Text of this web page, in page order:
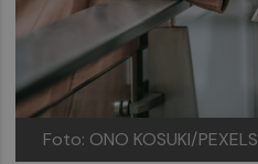
Foto: ONO KOSUKI/PEXELS